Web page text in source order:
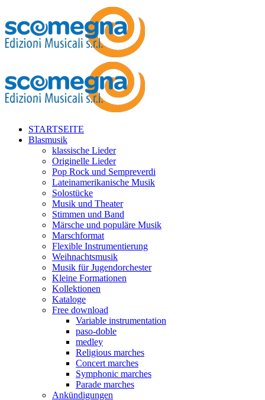
STARTSEITE
Blasmusik
klassische Lieder
Originelle Lieder
Pop Rock und Sempreverdi
Lateinamerikanische Musik
Solostücke
Musik und Theater
Stimmen und Band
Märsche und populäre Musik
Marschformat
Flexible Instrumentierung
Weihnachtsmusik
Musik für Jugendorchester
Kleine Formationen
Kollektionen
Kataloge
Free download
Variable instrumentation
paso-doble
medley
Religious marches
Concert marches
Symphonic marches
Parade marches
Ankündigungen